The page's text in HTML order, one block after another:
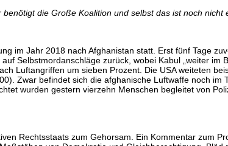
die Große Koalition und selbst das ist noch nicht
im Jahr 2018 nach Afghanistan statt. Erst fünf Tage
Selbstmordanschläge zurück, wobei Kabul „weiter im
Luftangriffen um sieben Prozent. Die USA weiteten
Zwar befindet sich die afghanische Luftwaffe noch
wurden gestern vierzehn Menschen begleitet von
Rechtsstaats zum Gehorsam. Ein Kommentar zum